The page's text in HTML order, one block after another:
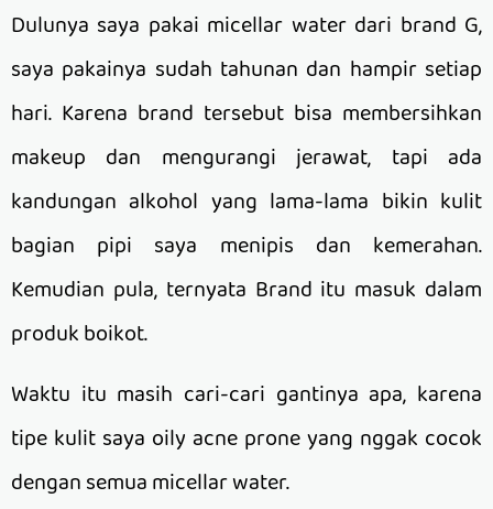
Dulunya saya pakai micellar water dari brand G,
saya pakainya sudah tahunan dan hampir setiap
hari. Karena brand tersebut bisa membersihkan
makeup dan mengurangi jerawat, tapi ada
kandungan alkohol yang lama-lama bikin kulit
bagian pipi saya menipis dan kemerahan.
Kemudian pula, ternyata Brand itu masuk dalam
produk boikot.
Waktu itu masih cari-cari gantinya apa, karena
tipe kulit saya oily acne prone yang nggak cocok
dengan semua micellar water.